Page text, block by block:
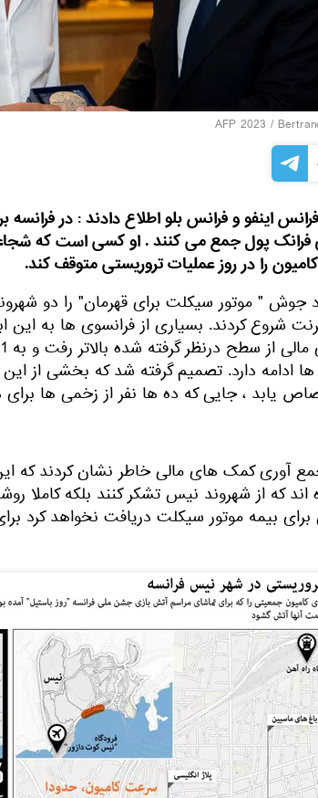
اینفو و فرانس بلو اطلاع دادند : در
فرانک پول جمع می کنند . او کسی است که
را در روز عملیات تروریستی متوقف کند.
جوش " موتور سیکلت برای قهرمان" را دو
شروع کردند. بسیاری از فرانسوی ها به این
ادامه دارد. تصمیم گرفته شد که بخشی از
یابد ، جایی که ده ها نفر از زخمی ها
آوری کمک های مالی خاطر نشان کردند که این
اند که از شهروند نیس تشکر کنند بلکه کاملا
بیمه موتور سیکلت دریافت نخواهد کرد